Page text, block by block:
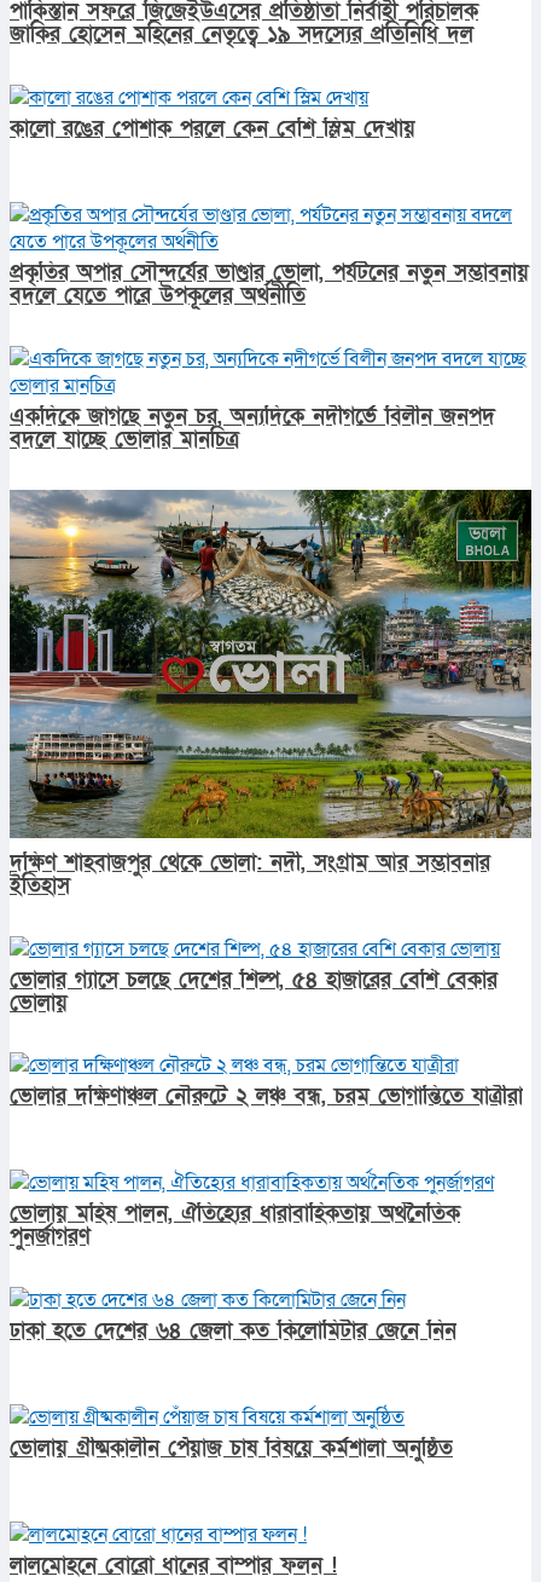
পাকিস্তান সফরে জিজেইউএসের প্রতিষ্ঠাতা নির্বাহী পরিচালক
জাকির হোসেন মহিনের নেতৃত্বে ১৯ সদস্যের প্রতিনিধি দল
কালো রঙের পোশাক পরলে কেন বেশি স্লিম দেখায়
প্রকৃতির অপার সৌন্দর্যের ভাণ্ডার ভোলা, পর্যটনের নতুন সম্ভাবনায়
বদলে যেতে পারে উপকূলের অর্থনীতি
একদিকে জাগছে নতুন চর, অন্যদিকে নদীগর্ভে বিলীন জনপদ
বদলে যাচ্ছে ভোলার মানচিত্র
দক্ষিণ শাহবাজপুর থেকে ভোলা: নদী, সংগ্রাম আর সম্ভাবনার
ইতিহাস
ভোলার গ্যাসে চলছে দেশের শিল্প, ৫৪ হাজারের বেশি বেকার
ভোলায়
ভোলার দক্ষিণাঞ্চল নৌরুটে ২ লঞ্চ বন্ধ, চরম ভোগান্তিতে যাত্রীরা
ভোলায় মহিষ পালন, ঐতিহ্যের ধারাবাহিকতায় অর্থনৈতিক
পুনর্জাগরণ
ঢাকা হতে দেশের ৬৪ জেলা কত কিলোমিটার জেনে নিন
ভোলায় গ্রীষ্মকালীন পেঁয়াজ চাষ বিষয়ে কর্মশালা অনুষ্ঠিত
লালমোহনে বোরো ধানের বাম্পার ফলন !